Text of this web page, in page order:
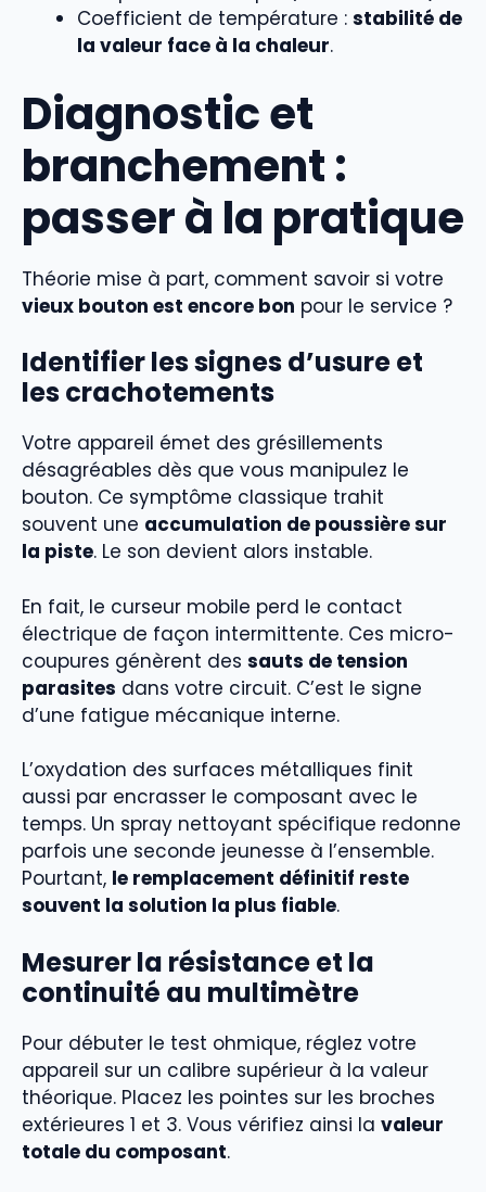
Coefficient de température : stabilité de
la valeur face à la chaleur.
Diagnostic et
branchement :
passer à la pratique
Théorie mise à part, comment savoir si votre
vieux bouton est encore bon pour le service ?
Identifier les signes d’usure et
les crachotements
Votre appareil émet des grésillements
désagréables dès que vous manipulez le
bouton. Ce symptôme classique trahit
souvent une accumulation de poussière sur
la piste. Le son devient alors instable.
En fait, le curseur mobile perd le contact
électrique de façon intermittente. Ces micro-
coupures génèrent des sauts de tension
parasites dans votre circuit. C’est le signe
d’une fatigue mécanique interne.
L’oxydation des surfaces métalliques finit
aussi par encrasser le composant avec le
temps. Un spray nettoyant spécifique redonne
parfois une seconde jeunesse à l’ensemble.
Pourtant, le remplacement définitif reste
souvent la solution la plus fiable.
Mesurer la résistance et la
continuité au multimètre
Pour débuter le test ohmique, réglez votre
appareil sur un calibre supérieur à la valeur
théorique. Placez les pointes sur les broches
extérieures 1 et 3. Vous vérifiez ainsi la valeur
totale du composant.